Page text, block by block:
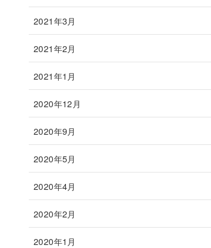
2021年3月
2021年2月
2021年1月
2020年12月
2020年9月
2020年5月
2020年4月
2020年2月
2020年1月